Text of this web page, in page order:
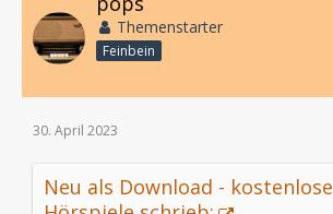
Themenstarter
Feinbein
30. April 2023
Neu als Download - kostenlose